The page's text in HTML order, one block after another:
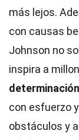
más lejos.
con causas
Johnson no
inspira a
determinación
con esfuerzo
obstáculos y